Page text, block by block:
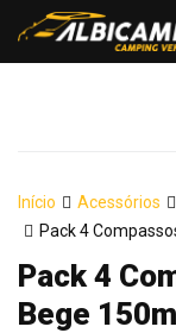
Início Acessórios
Pack 4
Pack 4
Bege